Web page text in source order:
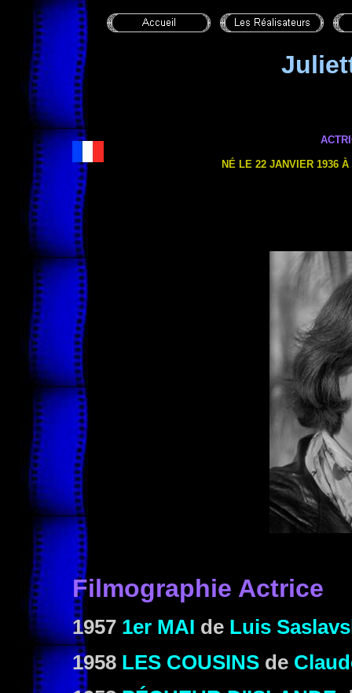
NÉ LE 22 JANVIER 1936
Filmographie Actrice
1957 1er MAI de Luis
1958 LES COUSINS de